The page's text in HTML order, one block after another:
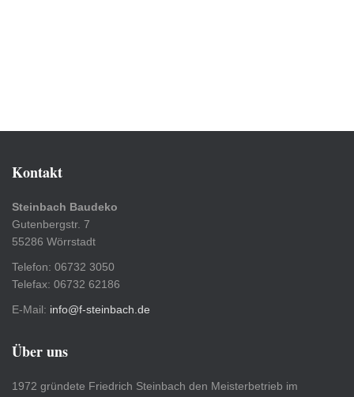
Kontakt
Steinbach Baudeko
Gutenbergstr. 7
55286 Wörrstadt
Telefon: 06732 3050
Telefax: 06732 62186
E-Mail: info@f-steinbach.de
Über uns
1972 gründete Friedrich Steinbach den Meisterbetrieb im